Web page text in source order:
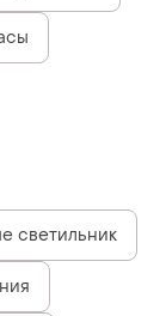
светильник